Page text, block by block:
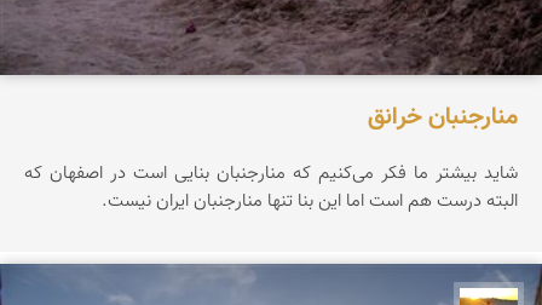
منارجنبان خرانق
شاید بیشتر ما فکر می‌کنیم که منارجنبان بنایی است در اصفهان که
البته درست هم است اما این بنا تنها منارجنبان ایران نیست.